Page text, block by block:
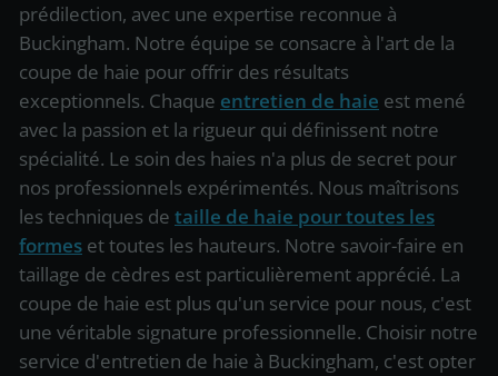
prédilection, avec une expertise reconnue à
Buckingham. Notre équipe se consacre à l'art de la
coupe de haie pour offrir des résultats
exceptionnels. Chaque entretien de haie est mené
avec la passion et la rigueur qui définissent notre
spécialité. Le soin des haies n'a plus de secret pour
nos professionnels expérimentés. Nous maîtrisons
les techniques de taille de haie pour toutes les
formes et toutes les hauteurs. Notre savoir-faire en
taillage de cèdres est particulièrement apprécié. La
coupe de haie est plus qu'un service pour nous, c'est
une véritable signature professionnelle. Choisir notre
service d'entretien de haie à Buckingham, c'est opter